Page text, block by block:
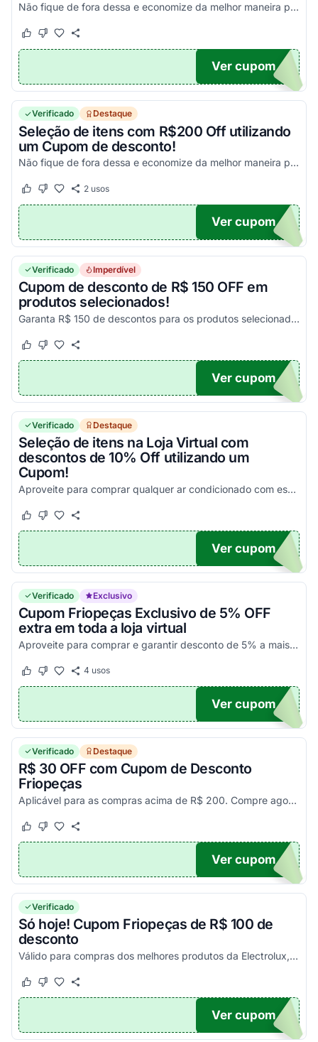
Não fique de fora dessa e economize da melhor maneira possível!
Este cupom funcionou
Este cupom não funcionou
L50
Ver cupom
Verificado Destaque
Seleção de itens com R$200 Off utilizando
um Cupom de desconto!
Não fique de fora dessa e economize da melhor maneira possível!
Este cupom funcionou
Este cupom não funcionou
2usos
200
Ver cupom
Verificado Imperdível
Cupom de desconto de R$ 150 OFF em
produtos selecionados!
Garanta R$ 150 de descontos para os produtos selecionados. Válido enquanto durarem os estoques! &nbsp; &nbsp; &nbsp;
Este cupom funcionou
Este cupom não funcionou
50
Ver cupom
Verificado Destaque
Seleção de itens na Loja Virtual com
descontos de 10% Off utilizando um
Cupom!
Aproveite para comprar qualquer ar condicionado com esse super desconto extra. Aplique o código promocional no carrinho e economize agora!
Este cupom funcionou
Este cupom não funcionou
0OFF
Ver cupom
Verificado Exclusivo
Cupom Friopeças Exclusivo de 5% OFF
extra em toda a loja virtual
Aproveite para comprar e garantir desconto de 5% a mais com código FrioPeças. Pague à vista no cartão ou no boleto e ganhe +5%. Por tempo limitado. Consulte condições e confira!
Este cupom funcionou
Este cupom não funcionou
4 usos
UPOM
Ver cupom
Verificado Destaque
R$ 30 OFF com Cupom de Desconto
Friopeças
Aplicável para as compras acima de R$ 200. Compre agora e economize muito com código promocional Friopeças!
Este cupom funcionou
Este cupom não funcionou
30
Ver cupom
Verificado
Só hoje! Cupom Friopeças de R$ 100 de
desconto
Válido para compras dos melhores produtos da Electrolux, por tempo limitado. Pegue seu código promocional, consulte as condições no site e confira!
Este cupom funcionou
Este cupom não funcionou
FF
Ver cupom